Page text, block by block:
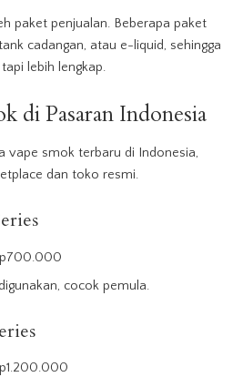
paket penjualan. Beberapa paket
cadangan, atau e-liquid, sehingga
lebih lengkap.
di Pasaran Indonesia
vape smok terbaru di Indonesia,
dan toko resmi.
cocok pemula.